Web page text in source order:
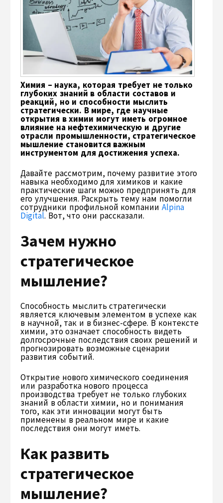
Химия – наука, которая требует не только
глубоких знаний в области составов и
реакций, но и способности мыслить
стратегически. В мире, где научные
открытия в химии могут иметь огромное
влияние на нефтехимическую и другие
отрасли промышленности, стратегическое
мышление становится важным
инструментом для достижения успеха.
Давайте рассмотрим, почему развитие этого
навыка необходимо для химиков и какие
практические шаги можно предпринять для
его улучшения. Раскрыть тему нам помогли
сотрудники профильной компанииAlpina
Digital. Вот, что они рассказали.
Зачем нужно
стратегическое
мышление?
Способность мыслить стратегически
является ключевым элементом в успехе как
в научной, так и в бизнес-сфере. В контексте
химии, это означает способность видеть
долгосрочные последствия своих решений и
прогнозировать возможные сценарии
развития событий.
Открытие нового химического соединения
или разработка нового процесса
производства требует не только глубоких
знаний в области химии, но и понимания
того, как эти инновации могут быть
применены в реальном мире и какие
последствия они могут иметь.
Как развить
стратегическое
мышление?